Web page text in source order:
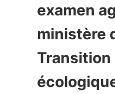
examen
ministère
Transition